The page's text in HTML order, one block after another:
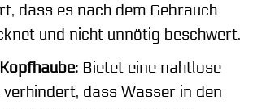
dass es nach dem Gebrauch
und nicht unnötig beschwert.
Bietet eine nahtlose
verhindert, dass Wasser in den